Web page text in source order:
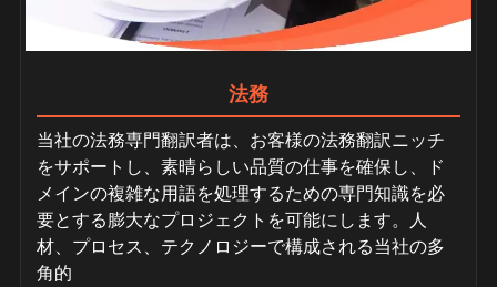
法務
当社の法務専門翻訳者は、お客様の法務翻訳ニッチ
をサポートし、素晴らしい品質の仕事を確保し、ド
メインの複雑な用語を処理するための専門知識を必
要とする膨大なプロジェクトを可能にします。人
材、プロセス、テクノロジーで構成される当社の多
角的